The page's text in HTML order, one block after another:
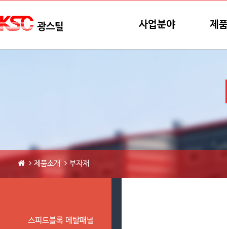
메뉴바로가기
사업분야 제
스피드블록 메탈패널
제품소개 부자재